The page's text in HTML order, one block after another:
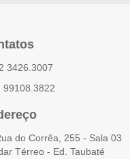
3426.3007
99108.3822
do Corrêa, 255 - Sala 03
Térreo - Ed. Taubaté